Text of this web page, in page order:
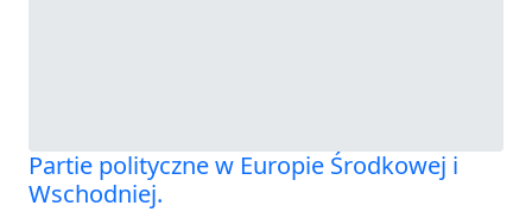
Partie polityczne w Europie Środkowej i
Wschodniej.